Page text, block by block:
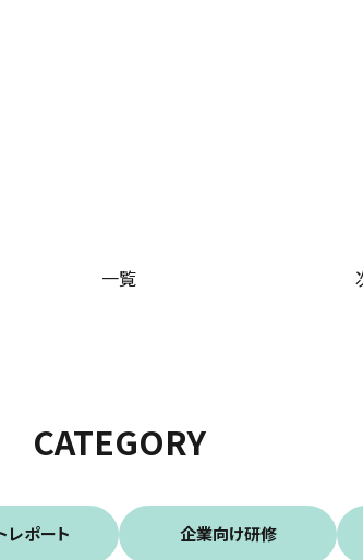
一覧
CATEGORY
レポート 企業向け研修